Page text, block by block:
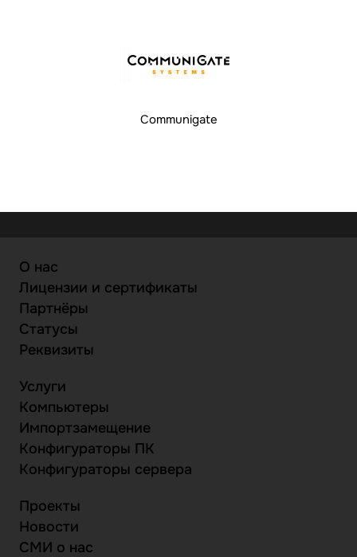
Communigate
О нас
Лицензии и сертификаты
Партнёры
Статусы
Реквизиты
Услуги
Компьютеры
Импортзамещение
Конфигураторы ПК
Конфигураторы сервера
Проекты
Новости
СМИ о нас